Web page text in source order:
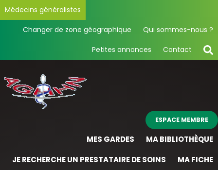
Médecins généralistes
Changer de zone géographique Qui sommes-nous ?
Petites annonces Contact
ESPACE MEMBRE
MES GARDES
MA BIBLIOTHÈQUE
JE RECHERCHE UN PRESTATAIRE DE SOINS
MA FICHE